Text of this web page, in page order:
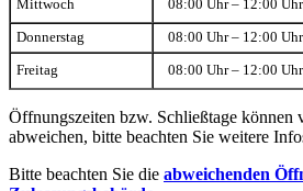
Mittwoch 08:00 Uhr – 12:00 Uhr
Donnerstag 08:00 Uhr – 12:00 Uhr
Freitag 08:00 Uhr – 12:00 Uhr
Öffnungszeiten bzw. Schließtage können
abweichen, bitte beachten Sie weitere
Bitte beachten Sie die abweichenden